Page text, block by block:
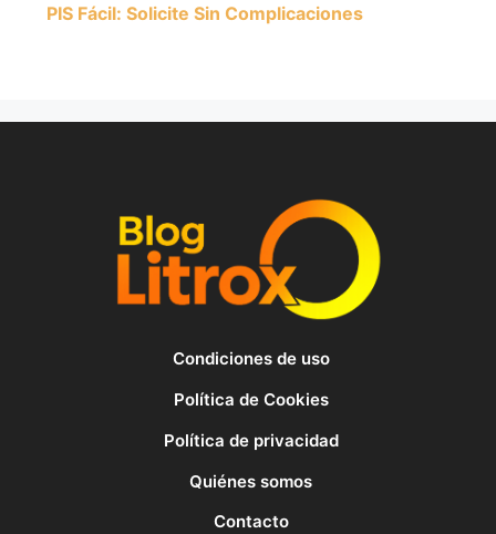
PIS Fácil: Solicite Sin Complicaciones
Condiciones de uso
Política de Cookies
Política de privacidad
Quiénes somos
Contacto